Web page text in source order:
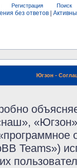
Регистрация Поиск
без ответов
Югзон -
Teams»)